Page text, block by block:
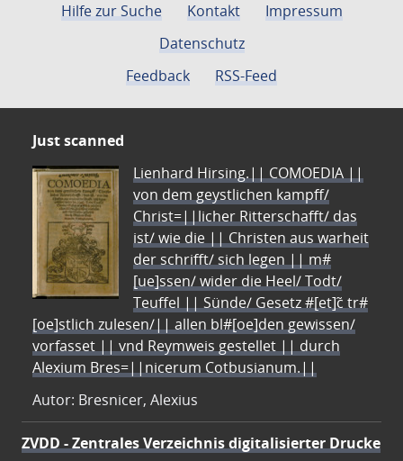
Hilfe zur Suche Kontakt
Impressum
Datenschutz
Feedback
RSS-Feed
Just scanned
Lienhard Hirsing.|| COMOEDIA ||
von dem geystlichen kampff/
Christ=||licher Ritterschafft/ das
ist/ wie die || Christen aus warheit
der schrifft/ sich legen || m#
[ue]ssen/ wider die Heel/ Todt/
Teuffel || Sünde/ Gesetz #[et]c̃ tr#
[oe]stlich zulesen/|| allen bl#[oe]den gewissen/
vorfasset || vnd Reymweis gestellet || durch
Alexium Bres=||nicerum Cotbusianum.||
Autor: Bresnicer, Alexius
ZVDD - Zentrales Verzeichnis digitalisierter Drucke